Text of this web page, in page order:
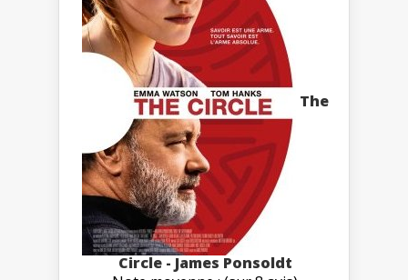
The
Circle - James Ponsoldt